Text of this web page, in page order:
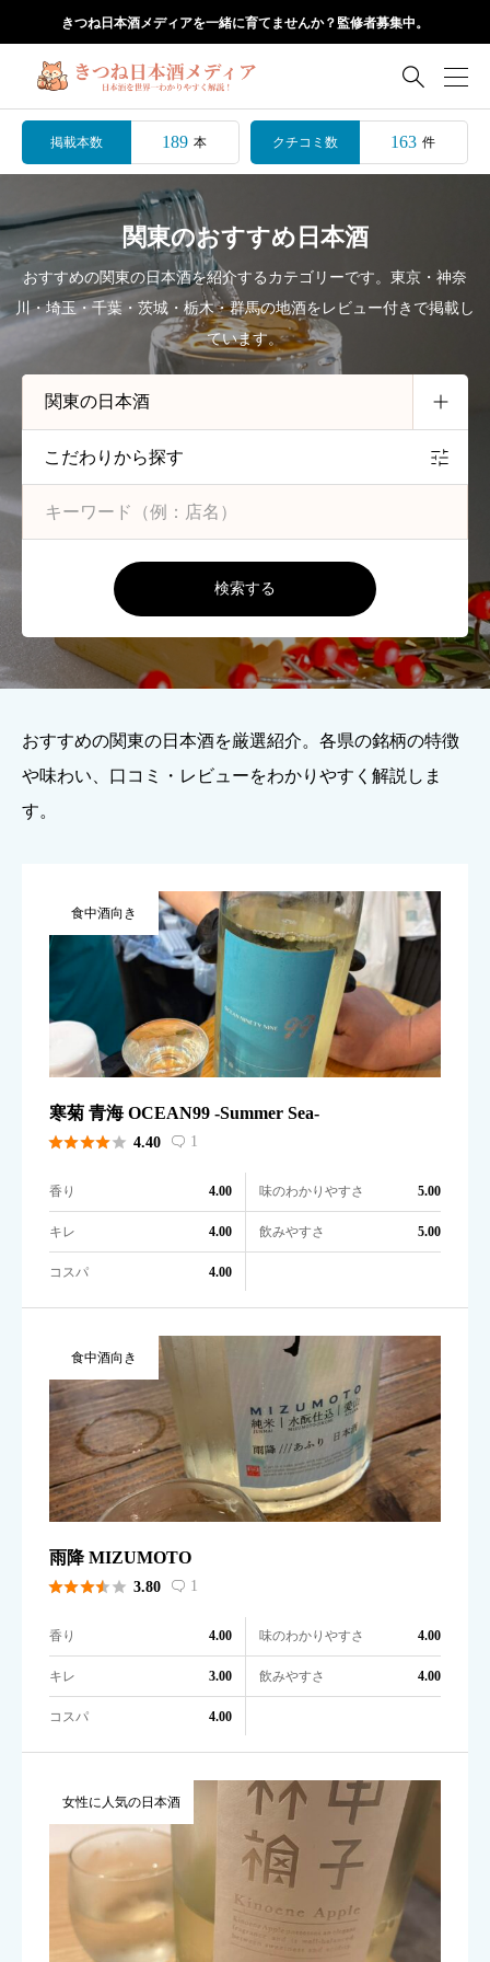
きつね日本酒メディアを一緒に育てませんか？監修者募集中。

掲載本数 189 本 クチコミ数 163 件
関東のおすすめ日本酒
おすすめの関東の日本酒を紹介するカテゴリーです。東京・神奈
川・埼玉・千葉・茨城・栃木・群馬の地酒をレビュー付きで掲載し
ています。
こだわりから探す
検索する
おすすめの関東の日本酒を厳選紹介。各県の銘柄の特徴
や味わい、口コミ・レビューをわかりやすく解説しま
す。
食中酒向き
寒菊 青海 OCEAN99 -Summer Sea-
 4.40  1
香り 4.00 味のわかりやすさ 5.00
キレ 4.00 飲みやすさ 5.00
コスパ 4.00
食中酒向き
雨降 MIZUMOTO
 3.80  1
香り 4.00 味のわかりやすさ 4.00
キレ 3.00 飲みやすさ 4.00
コスパ 4.00
女性に人気の日本酒